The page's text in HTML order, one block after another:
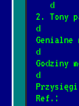
* Za
*
d
2. Tony
d
d
Godziny
d
Ref.: